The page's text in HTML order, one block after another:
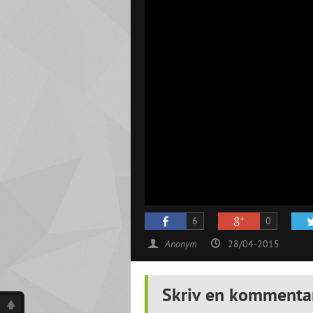
6 0
Anonym
28/04-2015
Skriv en